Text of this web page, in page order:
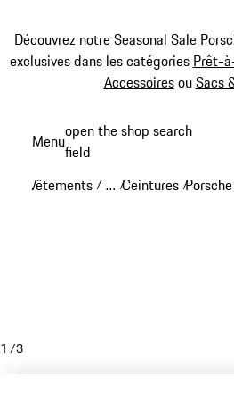
Découvrez notreSeasonal Sale
exclusives dans les catégories Prêt-
AccessoiresouSacs
principal
Menuopen the shop search
field
Vêtements / …
Reveal collapsed
/Ceintures /
1 /3